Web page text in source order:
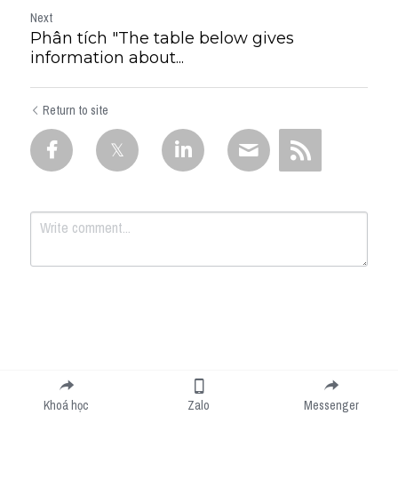
Next
Phân tích "The table below gives
information about...
Return to site
Submit
Khoá học Zalo Messenger